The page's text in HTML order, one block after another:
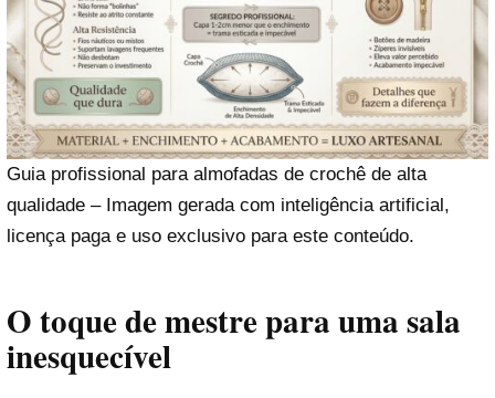
Guia profissional para almofadas de crochê de alta
qualidade – Imagem gerada com inteligência artificial,
licença paga e uso exclusivo para este conteúdo.
O toque de mestre para uma sala
inesquecível